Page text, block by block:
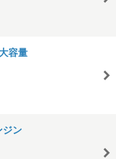
容量
ジン